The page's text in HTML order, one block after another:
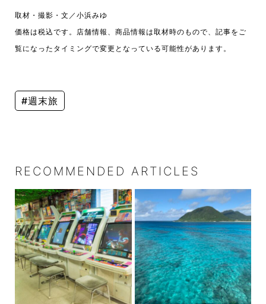
取材・撮影・文／小浜みゆ
価格は税込です。店舗情報、商品情報は取材時のもので、記事をご
覧になったタイミングで変更となっている可能性があります。
#週末旅
RECOMMENDED ARTICLES